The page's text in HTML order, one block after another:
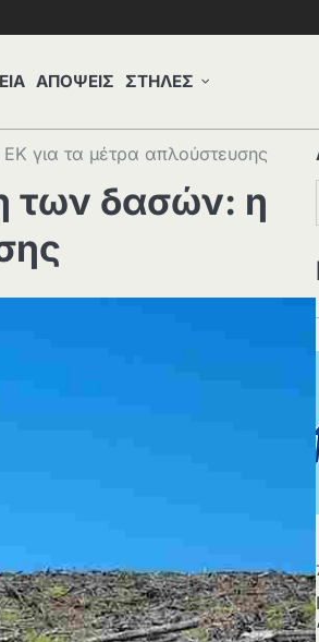
ΑΠΟΨΕΙΣ ΣΤΗΛΕΣ
για τα μέτρα απλούστευσης
των δασών: η